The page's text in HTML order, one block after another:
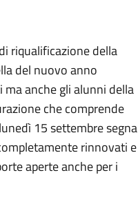
riqualificazione della
del nuovo anno
anche gli alunni della
che comprende
15 settembre segna
rinnovati e
aperte anche per i